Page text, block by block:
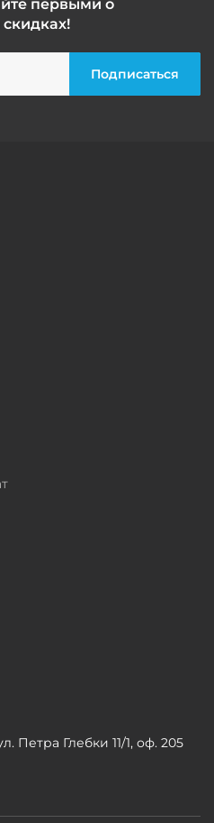
первыми о
Петра Глебки 11/1, оф. 205